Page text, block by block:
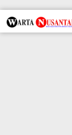
ke
konten